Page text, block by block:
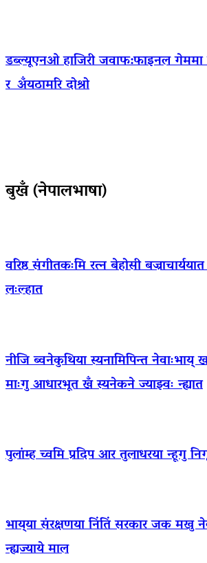
डब्ल्यूएनओ हाजिरी जवाफ:फाइनल गेममा
र अँयठामरि दोश्रो
बुखँ (नेपालभाषा)
वरिष्ठ संगीतकःमि रत्न बेहोसी
लःल्हात
नीजि ब्वनेकुथिया स्यनामिपिन्त
माःगु आधारभूत खँ स्यनेकने ज्याझ्वः न्ह्यात
पुलांम्ह च्वमि प्रदिप आर तुलाधरया न्हूगु
भाय्‌या संरक्षणया निंतिं सरकार जक मखु
न्ह्यज्याये माल